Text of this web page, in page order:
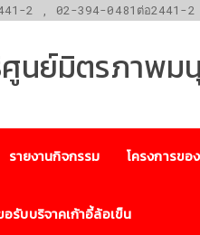
2 , 02-394-0481ต่อ2441-2
นย์มิตรภาพมนุ
รายงานกิจกรรม โครงการขอ
อรับบริจาคเก้าอี้ล้อเข็น